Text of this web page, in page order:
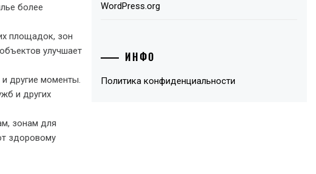
более
площадок, зон
улучшает
другие моменты.
и других
зонам для
здоровому
WordPress.org
ИНФО
Политика конфиденциальности